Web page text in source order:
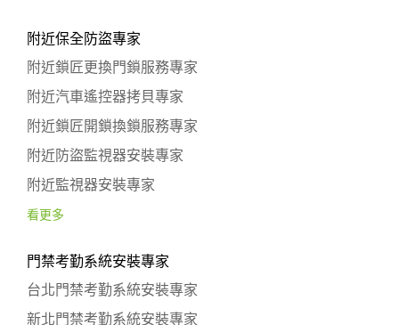
附近保全防盜專家
附近鎖匠更換門鎖服務專家
附近汽車遙控器拷貝專家
附近鎖匠開鎖換鎖服務專家
附近防盜監視器安裝專家
附近監視器安裝專家
看更多
門禁考勤系統安裝專家
台北門禁考勤系統安裝專家
新北門禁考勤系統安裝專家